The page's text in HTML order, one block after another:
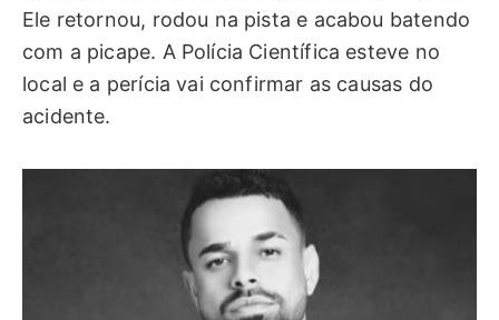
Ele retornou, rodou na pista e acabou batendo
com a picape. A Polícia Científica esteve no
local e a perícia vai confirmar as causas do
acidente.